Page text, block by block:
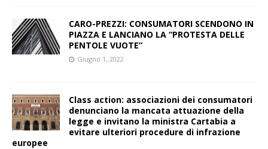
CARO-PREZZI: CONSUMATORI SCENDONO IN
PIAZZA E LANCIANO LA “PROTESTA DELLE
PENTOLE VUOTE”
Giugno 1, 2022
Class action: associazioni dei consumatori
denunciano la mancata attuazione della
legge e invitano la ministra Cartabia a
evitare ulteriori procedure di infrazione
europee